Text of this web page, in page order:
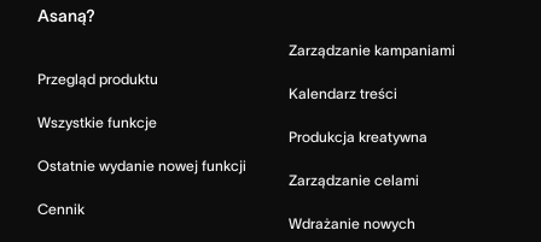
Asaną?
Przegląd produktu
Wszystkie funkcje
Ostatnie wydanie nowej funkcji
Cennik
Zarządzanie kampaniami
Kalendarz treści
Produkcja kreatywna
Zarządzanie celami
Wdrażanie nowych